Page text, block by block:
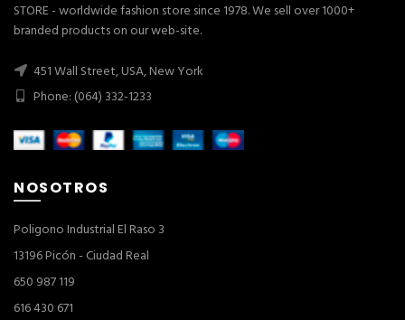
STORE - worldwide fashion store since 1978. We sell over 1000+
branded products on our web-site.
451 Wall Street, USA, New York
Phone: (064) 332-1233
NOSOTROS
Poligono Industrial El Raso 3
13196 Picón - Ciudad Real
650 987 119
616 430 671